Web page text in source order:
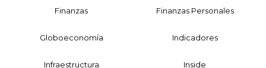
Finanzas Finanzas Personales
Globoeconomía Indicadores
Infraestructura Inside